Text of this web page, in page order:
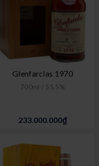
Glenfarclas 1970
700ml / 55,5%
233.000.000₫